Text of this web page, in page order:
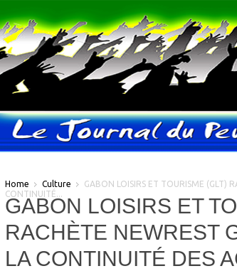
Home Culture
GABON LOISIRS ET TOURISME (GLT)
CONTINUITÉ...
GABON LOISIRS ET
RACHÈTE NEWREST
LA CONTINUITÉ DES